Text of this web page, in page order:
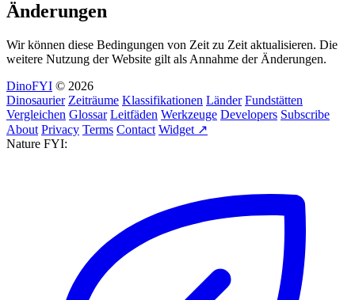
Änderungen
Wir können diese Bedingungen von Zeit zu Zeit aktualisieren. Die
weitere Nutzung der Website gilt als Annahme der Änderungen.
DinoFYI © 2026
Dinosaurier Zeiträume Klassifikationen Länder Fundstätten
Vergleichen Glossar Leitfäden Werkzeuge Developers Subscribe
About Privacy Terms Contact Widget ↗
Nature FYI: